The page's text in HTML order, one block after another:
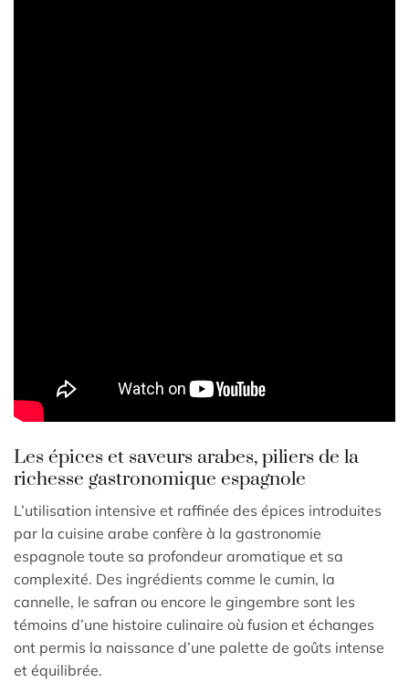
Les épices et saveurs arabes, piliers de la
richesse gastronomique espagnole
L’utilisation intensive et raffinée des épices introduites
par la cuisine arabe confère à la gastronomie
espagnole toute sa profondeur aromatique et sa
complexité. Des ingrédients comme le cumin, la
cannelle, le safran ou encore le gingembre sont les
témoins d’une histoire culinaire où fusion et échanges
ont permis la naissance d’une palette de goûts intense
et équilibrée.